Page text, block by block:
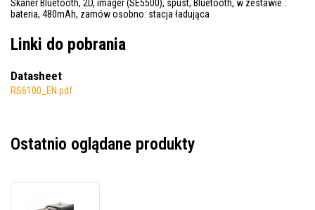
Skaner Bluetooth, 2D, imager (SE5500), spust, Bluetooth, w zestawie.:
bateria, 480mAh, zamów osobno: stacja ładująca
Linki do pobrania
Datasheet
RS6100_EN.pdf
Ostatnio oglądane produkty